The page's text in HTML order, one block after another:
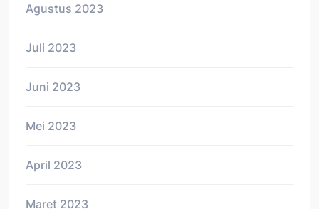
Agustus 2023
Juli 2023
Juni 2023
Mei 2023
April 2023
Maret 2023